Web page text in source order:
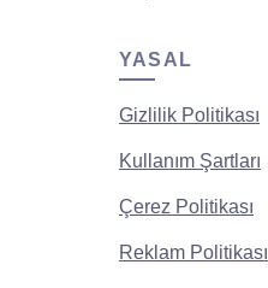
YASAL
Gizlilik Politikası
Kullanım Şartları
Çerez Politikası
Reklam Politikası